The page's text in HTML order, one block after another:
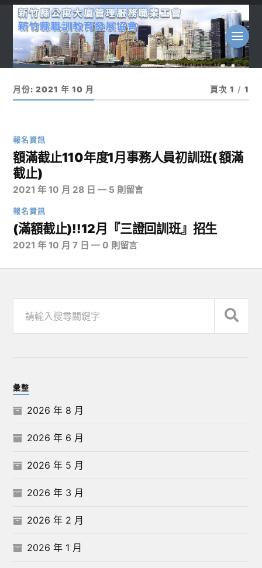
月份:2021 年 10 月 頁次 1 / 1
報名資訊
額滿截止110年度1月事務人員初訓班( 額滿
截止)
2021 年 10 月 28 日 — 5 則留言
報名資訊
(滿額截止)!!12月『三證回訓班』招生
2021 年 10 月 7 日 —0 則留言
彙整
2026 年 8 月
2026 年 6 月
2026 年 5 月
2026 年 3 月
2026 年 2 月
2026 年 1 月